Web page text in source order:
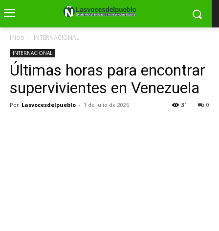
Inicio INTERNACIONAL
INTERNACIONAL
Últimas horas para encontrar
supervivientes en Venezuela
Por Lasvocesdelpueblo - 1 de julio de 2026 0
31